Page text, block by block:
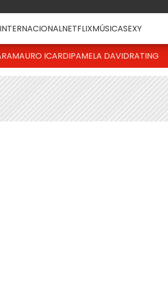
INTERNACIONALNETFLIXMÚSICASEXY
MAURO ICARDIPAMELA DAVIDRATING